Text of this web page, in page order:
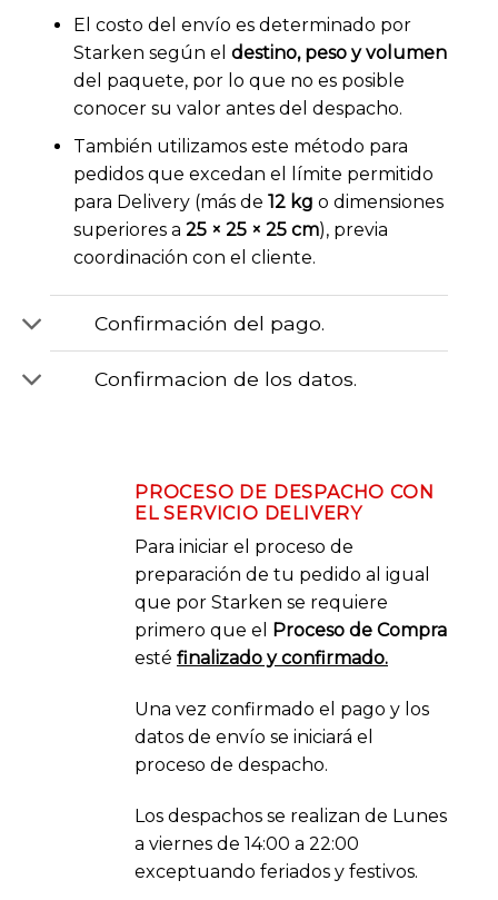
El costo del envío es determinado por
Starken según el destino, peso y volumen
del paquete, por lo que no es posible
conocer su valor antes del despacho.
También utilizamos este método para
pedidos que excedan el límite permitido
para Delivery (más de 12 kg o dimensiones
superiores a 25 × 25 × 25 cm), previa
coordinación con el cliente.
Confirmación del pago.
Confirmacion de los datos.
PROCESO DE DESPACHO CON
EL SERVICIO DELIVERY
Para iniciar el proceso de
preparación de tu pedido al igual
que por Starken se requiere
primero que el
Proceso de Compra
esté finalizado y confirmado.
Una vez confirmado el pago y los
datos de envío se iniciará el
proceso de despacho.
Los despachos se realizan de Lunes
a viernes de 14:00 a 22:00
exceptuando feriados y festivos.